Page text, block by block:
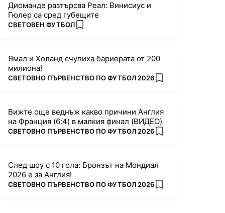
Диоманде разтърсва Реал: Винисиус и
Гюлер са сред губещите
ПОВЕЧЕ ОТ
СВЕТОВЕН ФУТБОЛ add favorites
Ямал и Холанд счупиха бариерата от 200
милиона!
ПОВЕЧЕ ОТ
СВЕТОВНО ПЪРВЕНСТВО ПО ФУТБОЛ 2026 add favorites
Вижте още веднъж какво причини Англия
на Франция (6:4) в малкия финал (ВИДЕО)
ПОВЕЧЕ ОТ
СВЕТОВНО ПЪРВЕНСТВО ПО ФУТБОЛ 2026 add favorites
След шоу с 10 гола: Бронзът на Мондиал
2026 е за Англия!
ПОВЕЧЕ ОТ
СВЕТОВНО ПЪРВЕНСТВО ПО ФУТБОЛ 2026 add favorites